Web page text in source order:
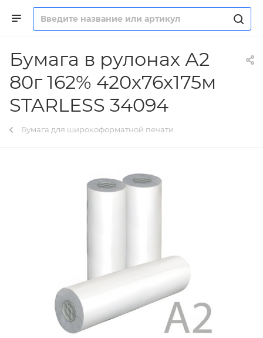
Бумага в рулонах А2
80г 162% 420х76х175м
STARLESS 34094
Бумага для широкоформатной печати